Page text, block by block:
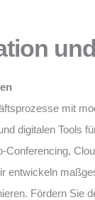
mit
digitalen Tools
Conferencing,
entwickeln
Fördern Sie